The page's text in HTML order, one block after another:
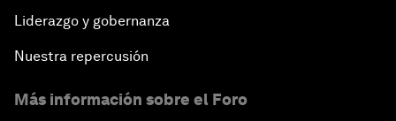
Liderazgo y gobernanza
Nuestra repercusión
Más información sobre el Foro